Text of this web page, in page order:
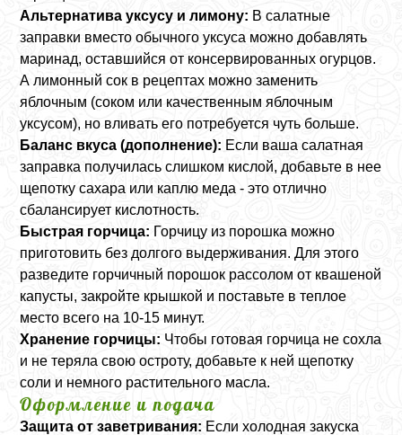
Альтернатива уксусу и лимону: В салатные
заправки вместо обычного уксуса можно добавлять
маринад, оставшийся от консервированных огурцов.
А лимонный сок в рецептах можно заменить
яблочным (соком или качественным яблочным
уксусом), но вливать его потребуется чуть больше.
Баланс вкуса (дополнение): Если ваша салатная
заправка получилась слишком кислой, добавьте в нее
щепотку сахара или каплю меда - это отлично
сбалансирует кислотность.
Быстрая горчица: Горчицу из порошка можно
приготовить без долгого выдерживания. Для этого
разведите горчичный порошок рассолом от квашеной
капусты, закройте крышкой и поставьте в теплое
место всего на 10-15 минут.
Хранение горчицы: Чтобы готовая горчица не сохла
и не теряла свою остроту, добавьте к ней щепотку
соли и немного растительного масла.
Оформление и подача
Защита от заветривания: Если холодная закуска